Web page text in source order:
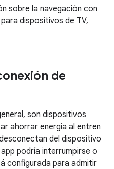
sobre la navegación con
dispositivos de TV,
de
son dispositivos
ahorrar energía al entren
del dispositivo
podría interrumpirse o
configurada para admitir